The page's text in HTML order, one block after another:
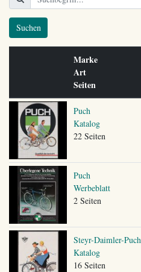
Suchen
Marke
Art
Seiten
Puch
Katalog
22 Seiten
Puch
Werbeblatt
2 Seiten
Steyr-Daimler-Puch
Katalog
16 Seiten